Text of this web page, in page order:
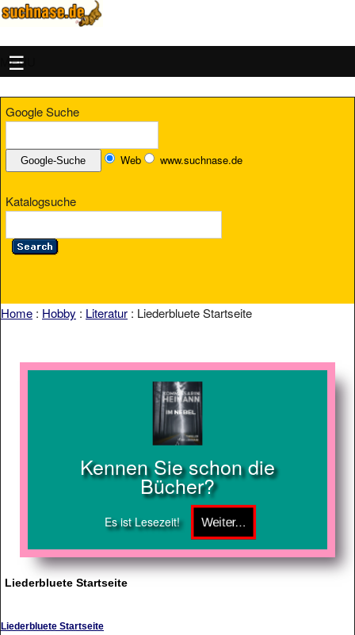
MENU
Google Suche
Web www.suchnase.de
Katalogsuche
Home : Hobby : Literatur : Liederbluete Startseite
Kennen Sie schon die
Bücher?
Es ist Lesezeit!
Liederbluete Startseite
Liederbluete Startseite